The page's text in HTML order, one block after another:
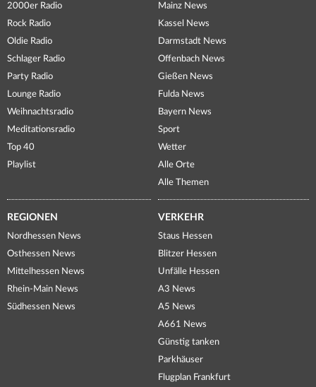
2000er Radio
Rock Radio
Oldie Radio
Schlager Radio
Party Radio
Lounge Radio
Weihnachtsradio
Meditationsradio
Top 40
Playlist
Mainz News
Kassel News
Darmstadt News
Offenbach News
Gießen News
Fulda News
Bayern News
Sport
Wetter
Alle Orte
Alle Themen
REGIONEN
Nordhessen News
Osthessen News
Mittelhessen News
Rhein-Main News
Südhessen News
VERKEHR
Staus Hessen
Blitzer Hessen
Unfälle Hessen
A3 News
A5 News
A661 News
Günstig tanken
Parkhäuser
Flugplan Frankfurt